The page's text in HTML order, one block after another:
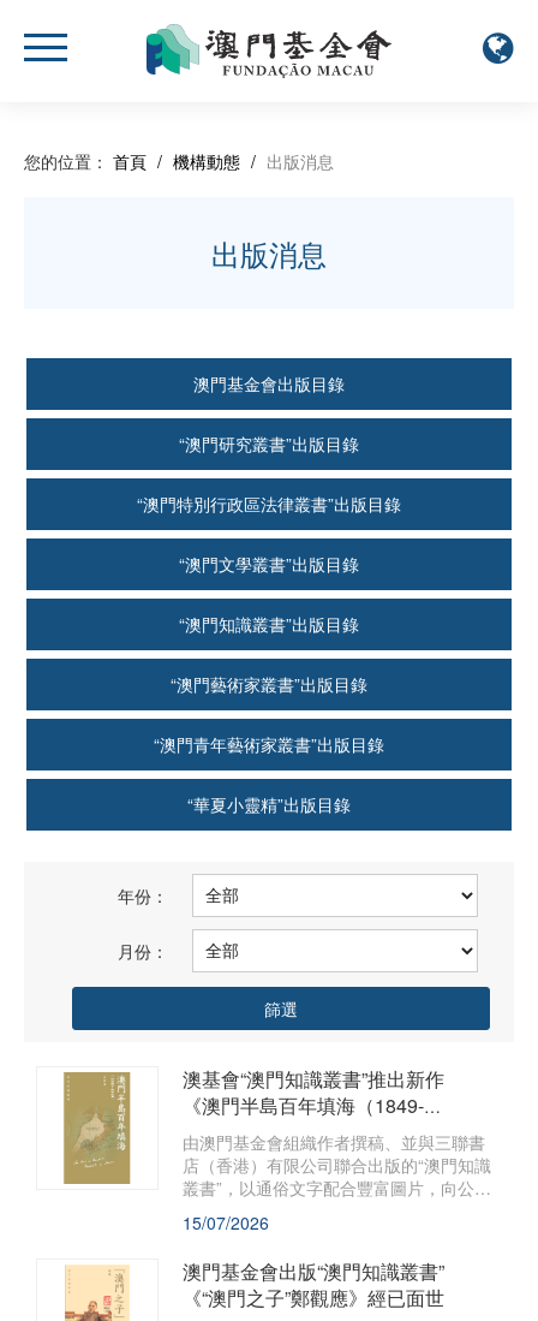
您的位置： 首頁 / 機構動態 / 出版消息
出版消息
澳門基金會出版目錄
“澳門研究叢書”出版目錄
“澳門特別行政區法律叢書”出版目錄
“澳門文學叢書”出版目錄
“澳門知識叢書”出版目錄
“澳門藝術家叢書”出版目錄
“澳門青年藝術家叢書”出版目錄
“華夏小靈精”出版目錄
年份：
月份：
篩選
澳基會“澳門知識叢書”推出新作
《澳門半島百年填海（1849-
1949）》重現滄桑巨變
由澳門基金會組織作者撰稿、並與三聯書
店（香港）有限公司聯合出版的“澳門知識
叢書”，以通俗文字配合豐富圖片，向公眾
及旅客推廣澳門豐富的本土文化。該系列
近日推出新作——《澳門半島百年填海
（1849-1949）》，由歷史學博士李業飛撰
寫，現已於港澳地區同步發行。
15/07/2026
澳門基金會出版“澳門知識叢書”
《“澳門之子”鄭觀應》經已面世